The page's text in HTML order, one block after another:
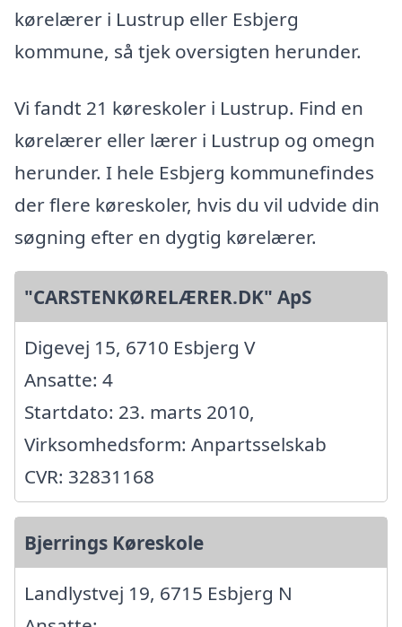
kørelærer i Lustrup eller Esbjerg
kommune, så tjek oversigten herunder.
Vi fandt 21 køreskoler i Lustrup. Find en
kørelærer eller lærer i Lustrup og omegn
herunder. I hele Esbjerg kommunefindes
der flere køreskoler, hvis du vil udvide din
søgning efter en dygtig kørelærer.
"CARSTENKØRELÆRER.DK" ApS
Digevej 15, 6710 Esbjerg V
Ansatte: 4
Startdato: 23. marts 2010,
Virksomhedsform: Anpartsselskab
CVR: 32831168
Bjerrings Køreskole
Landlystvej 19, 6715 Esbjerg N